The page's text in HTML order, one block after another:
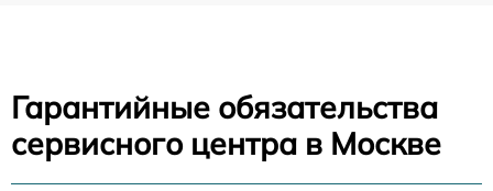
Гарантийные обязательства
сервисного центра в Москве